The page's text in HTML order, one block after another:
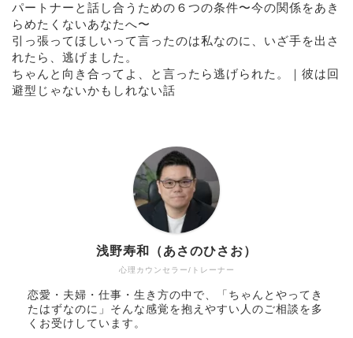
パートナーと話し合うための６つの条件〜今の関係をあき
らめたくないあなたへ〜
引っ張ってほしいって言ったのは私なのに、いざ手を出さ
れたら、逃げました。
ちゃんと向き合ってよ、と言ったら逃げられた。｜彼は回
避型じゃないかもしれない話
心理カウンセラー/トレーナー
浅野寿和（あさのひさお）
恋愛・夫婦・仕事・生き方の中で、「ちゃんとやってき
たはずなのに」そんな感覚を抱えやすい人のご相談を多
くお受けしています。